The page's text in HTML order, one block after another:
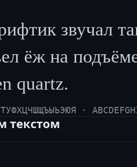
звучал
ёж на
quartz.
·
текстом